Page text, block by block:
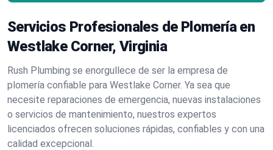
Servicios Profesionales de Plomería en
Westlake Corner, Virginia
Rush Plumbing se enorgullece de ser la empresa de
plomería confiable para Westlake Corner. Ya sea que
necesite reparaciones de emergencia, nuevas instalaciones
o servicios de mantenimiento, nuestros expertos
licenciados ofrecen soluciones rápidas, confiables y con una
calidad excepcional.